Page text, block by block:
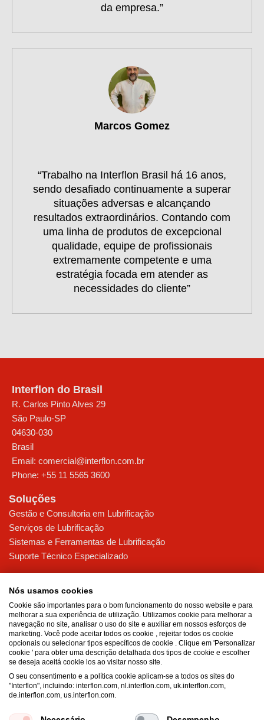
da empresa.”
Marcos Gomez
“Trabalho na Interflon Brasil há 16 anos,
sendo desafiado continuamente a superar
situações adversas e alcançando
resultados extraordinários. Contando com
uma linha de produtos de excepcional
qualidade, equipe de profissionais
extremamente competente e uma
estratégia focada em atender as
necessidades do cliente”
Interflon do Brasil
R. Carlos Pinto Alves 29
São Paulo-SP
04630-030
Brasil
Email: comercial@interflon.com.br
Phone: +55 11 5565 3600
Soluções
Gestão e Consultoria em Lubrificação
Serviços de Lubrificação
Sistemas e Ferramentas de Lubrificação
Suporte Técnico Especializado
Alimentos
Siderurgia & Mineração
Bebidas
Papel & Celulose
Sobre a Interflon
Certificações e Soluções Sustentáveis
Soluções Inovadoras de Lubrificação
Nós usamos cookies
Cookie são importantes para o bom funcionamento do nosso website e para
melhorar a sua experiência de utilização. Utilizamos cookie para melhorar a
navegação no site, analisar o uso do site e auxiliar em nossos esforços de
marketing. Você pode aceitar todos os cookie , rejeitar todos os cookie
opcionais ou selecionar tipos específicos de cookie . Clique em 'Personalizar
cookie ' para obter uma descrição detalhada dos tipos de cookie e escolher
se deseja aceitá cookie los ao visitar nosso site.
O seu consentimento e a política cookie aplicam-se a todos os sites do
"Interflon", incluindo: interflon.com, nl.interflon.com, uk.interflon.com,
de.interflon.com, us.interflon.com.